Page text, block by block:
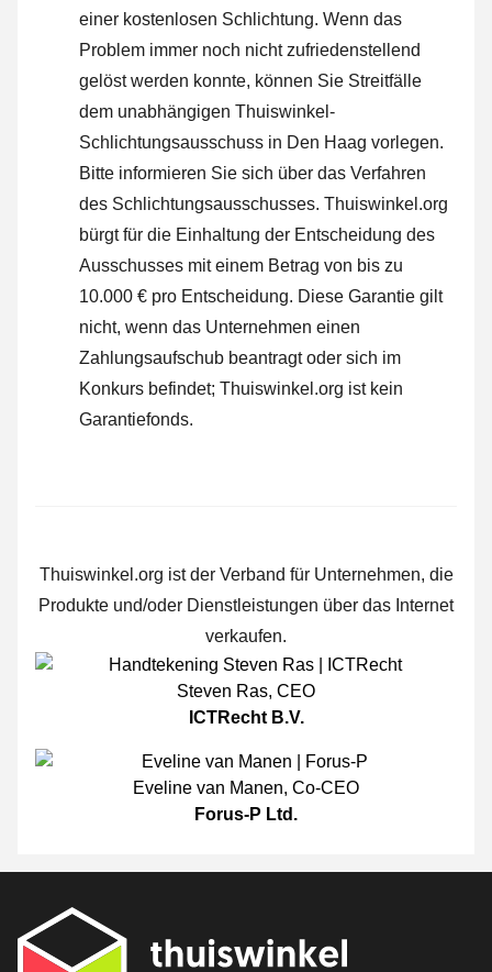
einer kostenlosen Schlichtung. Wenn das
Problem immer noch nicht zufriedenstellend
gelöst werden konnte, können Sie Streitfälle
dem unabhängigen Thuiswinkel-
Schlichtungsausschuss in Den Haag vorlegen.
Bitte informieren Sie sich über das Verfahren
des Schlichtungsausschusses. Thuiswinkel.org
bürgt für die Einhaltung der Entscheidung des
Ausschusses mit einem Betrag von bis zu
10.000 € pro Entscheidung. Diese Garantie gilt
nicht, wenn das Unternehmen einen
Zahlungsaufschub beantragt oder sich im
Konkurs befindet; Thuiswinkel.org ist kein
Garantiefonds.
Thuiswinkel.org ist der Verband für Unternehmen, die
Produkte und/oder Dienstleistungen über das Internet
verkaufen.
Steven Ras, CEO
ICTRecht B.V.
Eveline van Manen, Co-CEO
Forus-P Ltd.